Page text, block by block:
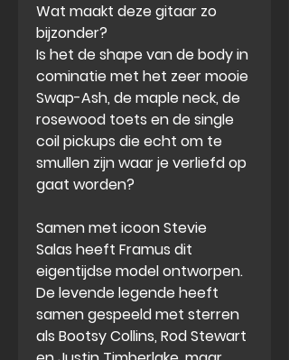
Wat maakt deze gitaar zo
bijzonder?
Is het de shape van de body in
cominatie met het zeer mooie
Swap-Ash, de maple neck, de
rosewood toets en de single
coil pickups die echt om te
smullen zijn waar je verliefd op
gaat worden?
Samen met icoon Stevie
Salas heeft Framus dit
eigentijdse model ontworpen.
De levende legende heeft
samen gespeeld met sterren
als Bootsy Collins, Rod Stewart